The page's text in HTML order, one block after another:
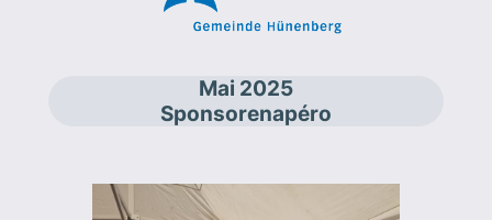
Mai 2025
Sponsorenapéro